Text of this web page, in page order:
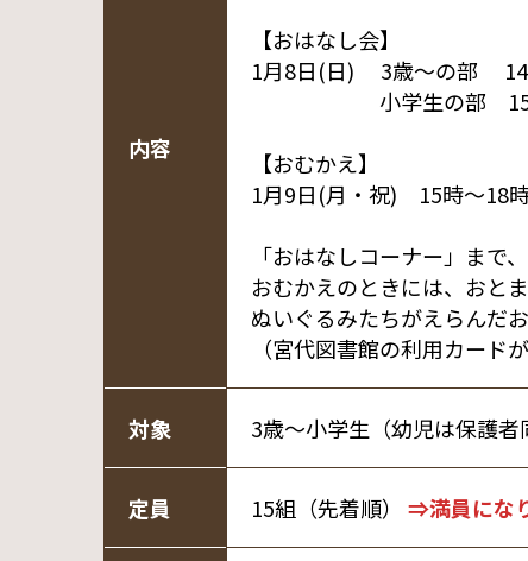
内容
【おはなし会】
1月8日(日) 3歳～の部 14
小学生の部 15時
【おむかえ】
1月9日(月・祝) 15時～18
「おはなしコーナー」まで
おむかえのときには、おと
ぬいぐるみたちがえらんだ
（宮代図書館の利用カード
対象 3歳～小学生（幼児は保護者
定員 15組（先着順） ⇒満員にな